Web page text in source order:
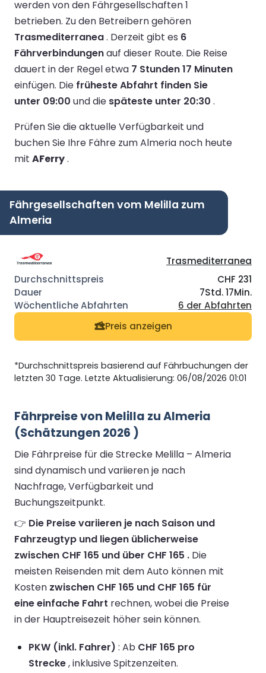
werden von den Fährgesellschaften 1
betrieben. Zu den Betreibern gehören
Trasmediterranea. Derzeit gibt es 6
Fährverbindungenauf dieser Route. Die Reise
dauert in der Regel etwa 7 Stunden 17 Minuten
einfügen. Die früheste Abfahrt finden Sie
unter 09:00 und die späteste unter 20:30 .
Prüfen Sie die aktuelle Verfügbarkeit und
buchen Sie Ihre Fähre zum Almeria noch heute
mit AFerry.
Fährgesellschaften vom Melilla zum
Almeria
Trasmediterranea
CHF 231
7Std. 17Min.
6 der Abfahrten
Preis anzeigen
*Durchschnittspreis basierend auf Fährbuchungen der
letzten 30 Tage. Letzte Aktualisierung: 06/08/2026 01:01
Fährpreise von Melilla zu Almeria
(Schätzungen 2026 )
Die Fährpreise für die Strecke Melilla – Almeria
sind dynamisch und variieren je nach
Nachfrage, Verfügbarkeit und
Buchungszeitpunkt.
👉 Die Preise variieren je nach Saison und
Fahrzeugtyp und liegen üblicherweise
zwischen CHF 165 und über CHF 165 . Die
meisten Reisenden mit dem Auto können mit
Kosten zwischen CHF 165 und CHF 165 für
eine einfache Fahrt rechnen, wobei die Preise
in der Hauptreisezeit höher sein können.
PKW (inkl. Fahrer) : Ab CHF 165 pro
Strecke, inklusive Spitzenzeiten.